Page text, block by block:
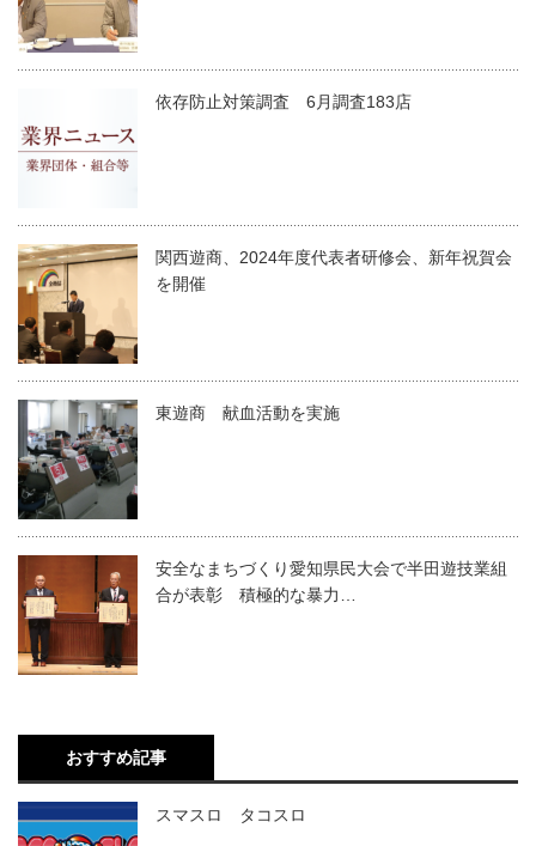
依存防止対策調査 6月調査183店
関西遊商、2024年度代表者研修会、新年祝賀会
を開催
東遊商 献血活動を実施
安全なまちづくり愛知県民大会で半田遊技業組
合が表彰 積極的な暴力…
おすすめ記事
スマスロ タコスロ